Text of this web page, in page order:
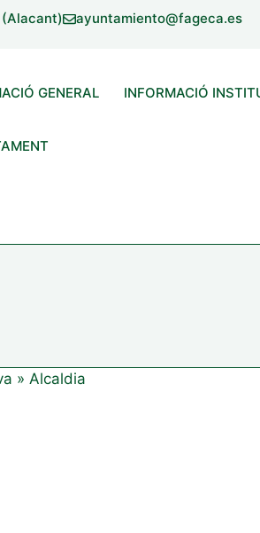
(Alacant) ayuntamiento@fageca.es
GENERAL INFORMACIÓ
» Alcaldia